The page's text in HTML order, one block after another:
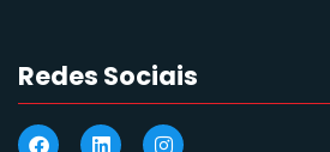
Redes Sociais